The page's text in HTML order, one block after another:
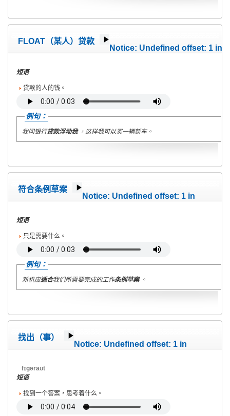
FLOAT（某人）贷款
Notice: Undefined offset: 1 in
短语
贷款的人的钱。
例句：
我问银行贷款浮动我，这样我可以买一辆新车。
符合条例草案
Notice: Undefined offset: 1 in
短语
只是需要什么。
例句：
新机应适合我们所需要完成的工作条例草案。
找出（事）
Notice: Undefined offset: 1 in
fɪgəraʊt
短语
找到一个答案，思考着什么。